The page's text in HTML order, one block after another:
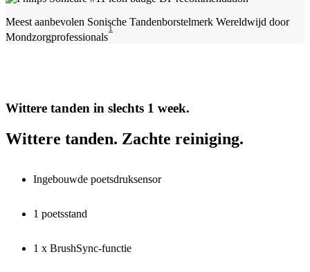
Meest aanbevolen Sonische Tandenborstelmerk Wereldwijd door
Mondzorgprofessionals
1
Wittere tanden in slechts 1 week.
Wittere tanden. Zachte reiniging.
Ingebouwde poetsdruksensor
1 poetsstand
1 x BrushSync-functie